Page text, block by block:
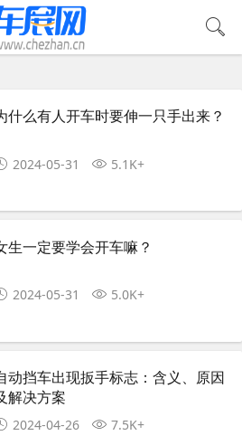
什么有人开车时要伸一只手出来？
2024-05-31 5.1K+
生一定要学会开车嘛？
2024-05-31 5.0K+
动挡车出现扳手标志：含义、原因
解决方案
2024-04-26 7.5K+